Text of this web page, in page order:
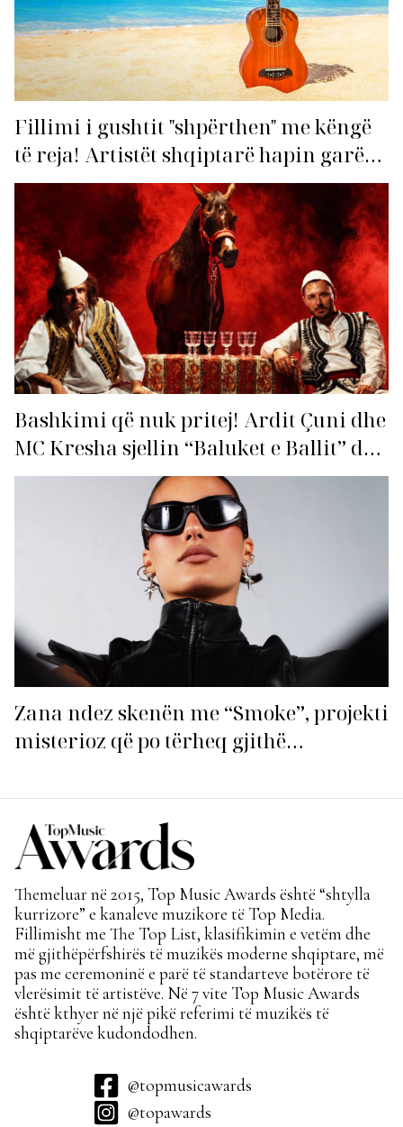
Fillimi i gushtit "shpërthen" me këngë
të reja! Artistët shqiptarë hapin garën
për hitin e verës!
Bashkimi që nuk pritej! Ardit Çuni dhe
MC Kresha sjellin “Baluket e Ballit” dhe
ndezin rrjetin!
Zana ndez skenën me “Smoke”, projekti
misterioz që po tërheq gjithë
Themeluar në 2015, Top Music Awards është “shtylla
kurrizore” e kanaleve muzikore të Top Media.
Fillimisht me The Top List, klasifikimin e vetëm dhe
më gjithëpërfshirës të muzikës moderne shqiptare, më
pas me ceremoninë e parë të standarteve botërore të
vlerësimit të artistëve. Në 7 vite Top Music Awards
është kthyer në një pikë referimi të muzikës të
shqiptarëve kudondodhen.
@topmusicawards
@topawards